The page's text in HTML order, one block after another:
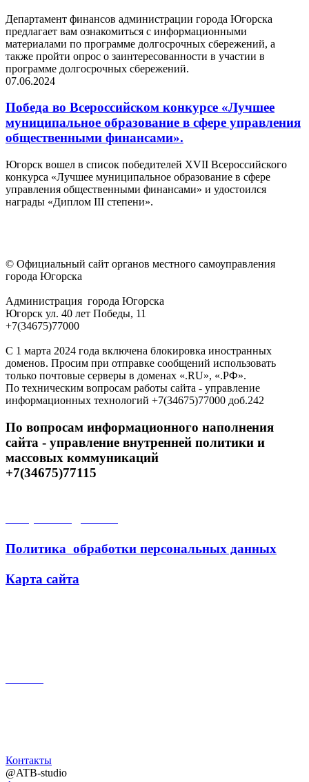
Департамент финансов администрации города Югорска
предлагает вам ознакомиться с информационными
материалами по программе долгосрочных сбережений, а
также пройти опрос о заинтересованности в участии в
программе долгосрочных сбережений.
07.06.2024
Победа во Всероссийском конкурсе «Лучшее
муниципальное образование в сфере управления
общественными финансами».
Югорск вошел в список победителей XVII Всероссийского
конкурса «Лучшее муниципальное образование в сфере
управления общественными финансами» и удостоился
награды «Диплом III степени».
© Официальный сайт органов местного самоуправления
города Югорска
Администрация города Югорска
Югорск ул. 40 лет Победы, 11
+7(34675)77000
С 1 марта 2024 года включена блокировка иностранных
доменов. Просим при отправке сообщений использовать
только почтовые серверы в доменах «.RU», «.РФ».
По техническим вопросам работы сайта - управление
информационных технологий +7(34675)77000 доб.242
По вопросам информационного наполнения
сайта - управление внутренней политики и
массовых коммуникаций
+7(34675)77115
Политика обработки персональных данных
Карта сайта
Контакты
@ATB-studio